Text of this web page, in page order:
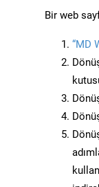
Bir web
“MD